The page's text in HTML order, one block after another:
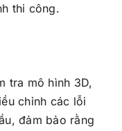
thi công.
tra mô hình 3D,
chỉnh các lỗi
đảm bảo rằng